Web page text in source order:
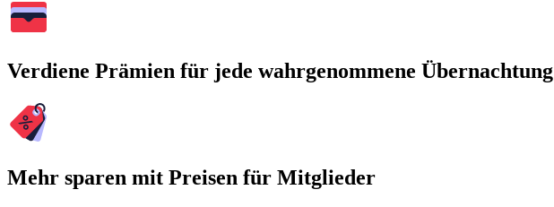
Verdiene Prämien für jede wahrgenommene Übernachtung
Mehr sparen mit Preisen für Mitglieder